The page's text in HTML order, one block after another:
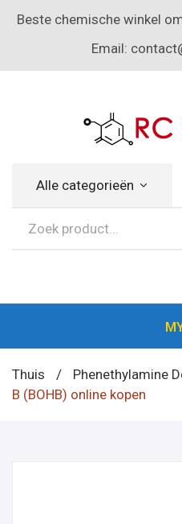
Beste chemische winkel
Email:
Alle categorieën
Thuis / Phenethylamine
B (BOHB) online kopen